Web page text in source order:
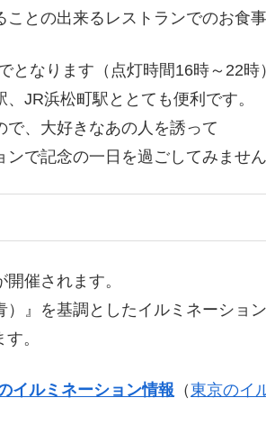
との出来るレストランでのお食事
なります（点灯時間16時～22時
JR浜松町駅ととても便利です。
、大好きなあの人を誘って
で記念の一日を過ごしてみません
催されます。
』を基調としたイルミネーショ
。
イルミネーション情報 （東京のイ